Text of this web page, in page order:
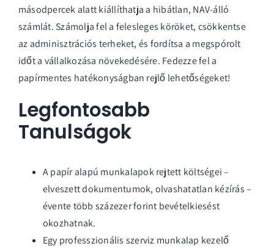
másodpercek alatt kiállíthatja a hibátlan, NAV-álló
számlát. Számolja fel a felesleges köröket, csökkentse
az adminisztrációs terheket, és fordítsa a megspórolt
időt a vállalkozása növekedésére. Fedezze fel a
papírmentes hatékonyságban rejlő lehetőségeket!
Legfontosabb
Tanulságok
A papír alapú munkalapok rejtett költségei –
elveszett dokumentumok, olvashatatlan kézírás –
évente több százezer forint bevételkiesést
okozhatnak.
Egy professzionális szerviz munkalap kezelő